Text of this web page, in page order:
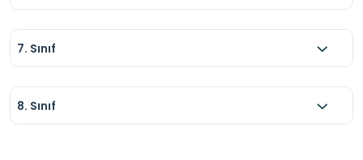
7. Sınıf
8. Sınıf